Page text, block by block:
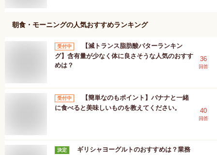
朝食・モーニングの人気おすすめランキング
受付中
【減トランス脂肪酸バターランキン
グ】含有量が少なく体に良さそうな人気のおすす
めは？
36
回答
受付中
【簡単なのもポイント】バナナと一緒
に食べると美味しいものを教えてください。
40
回答
決定
ギリシャヨーグルトのおすすめは？業務